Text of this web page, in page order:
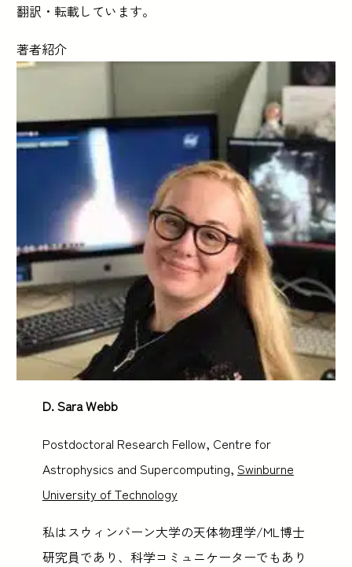
翻訳・転載しています。
著者紹介
D. Sara Webb
Postdoctoral Research Fellow, Centre for
Astrophysics and Supercomputing, Swinburne
University of Technology
私はスウィンバーン大学の天体物理学/ML博士
研究員であり、科学コミュニケーターでもあり